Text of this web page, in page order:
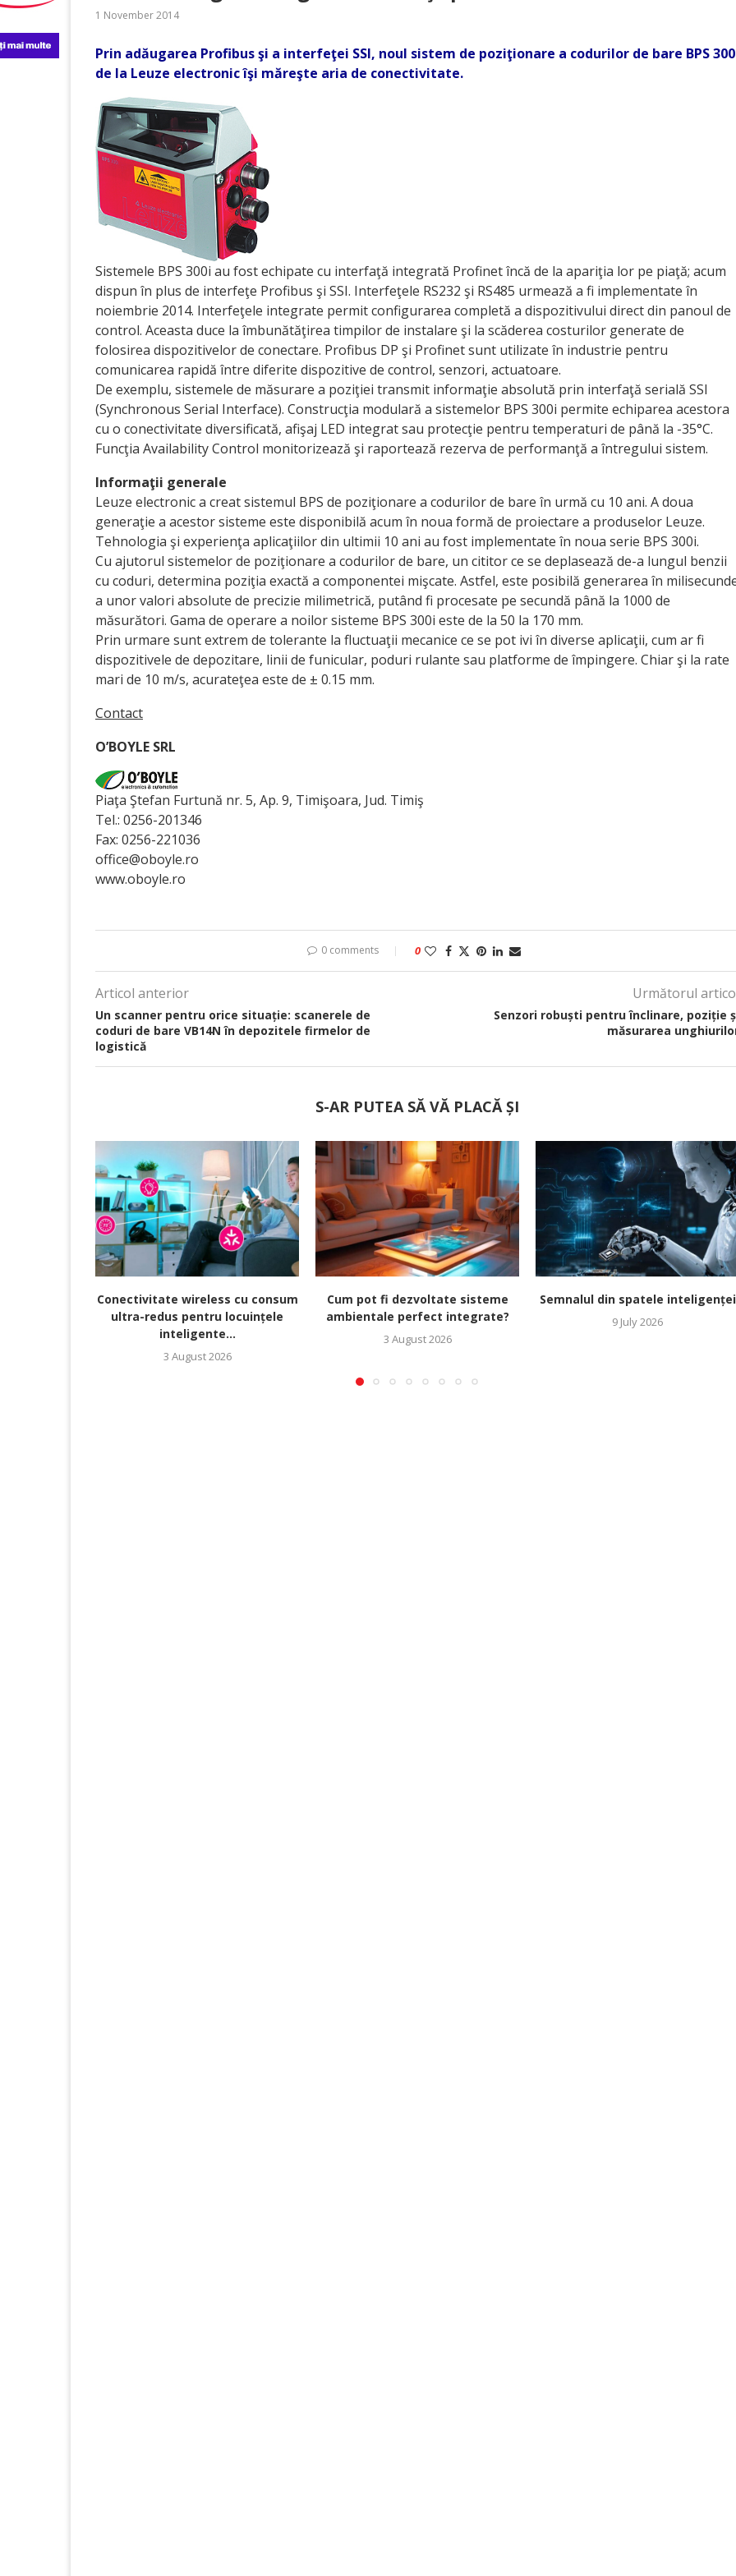
1 November 2014
Prin adăugarea Profibus şi a interfeţei SSI, noul sistem de poziţionare a codurilor de bare BPS
de la Leuze electronic îşi măreşte aria de conectivitate.
Sistemele BPS 300i au fost echipate cu interfaţă integrată Profinet încă de la apariţia lor pe piaţă; acum
dispun în plus de interfeţe Profibus şi SSI. Interfeţele RS232 şi RS485 urmează a fi implementate în
noiembrie 2014. Interfeţele integrate permit configurarea completă a dispozitivului direct din panoul de
control. Aceasta duce la îmbunătăţirea timpilor de instalare şi la scăderea costurilor generate de
folosirea dispozitivelor de conectare. Profibus DP şi Profinet sunt utilizate în industrie pentru
comunicarea rapidă între diferite dispozitive de control, senzori, actuatoare.
De exemplu, sistemele de măsurare a poziţiei transmit informaţie absolută prin interfaţă serială SSI
(Synchronous Serial Interface). Construcţia modulară a sistemelor BPS 300i permite echiparea acestora
cu o conectivitate diversificată, afişaj LED integrat sau protecţie pentru temperaturi de până la -35°C.
Funcţia Availability Control monitorizează şi raportează rezerva de performanţă a întregului sistem.
Informaţii generale
Leuze electronic a creat sistemul BPS de poziţionare a codurilor de bare în urmă cu 10 ani. A doua
generaţie a acestor sisteme este disponibilă acum în noua formă de proiectare a produselor Leuze.
Tehnologia şi experienţa aplicaţiilor din ultimii 10 ani au fost implementate în noua serie BPS 300i.
Cu ajutorul sistemelor de poziţionare a codurilor de bare, un cititor ce se deplasează de-a lungul benzii
cu coduri, determina poziţia exactă a componentei mişcate. Astfel, este posibilă generarea în
a unor valori absolute de precizie milimetrică, putând fi procesate pe secundă până la 1000 de
măsurători. Gama de operare a noilor sisteme BPS 300i este de la 50 la 170 mm.
Prin urmare sunt extrem de tolerante la fluctuaţii mecanice ce se pot ivi în diverse aplicaţii, cum ar fi
dispozitivele de depozitare, linii de funicular, poduri rulante sau platforme de împingere. Chiar şi la rate
mari de 10 m/s, acurateţea este de ± 0.15 mm.
Contact
O’BOYLE SRL
Piaţa Ştefan Furtună nr. 5, Ap. 9, Timişoara, Jud. Timiş
Tel.: 0256-201346
Fax: 0256-221036
office@oboyle.ro
www.oboyle.ro
0 comments 0
Articol anterior
Un scanner pentru orice situație: scanerele de
coduri de bare VB14N în depozitele firmelor de
logistică
Următorul
Senzori robuști pentru înclinare, poziție
măsurarea
S-AR PUTEA SĂ VĂ PLACĂ ȘI
Conectivitate wireless cu consum
ultra-redus pentru locuințele
inteligente...
3 August 2026
Cum pot fi dezvoltate sisteme
ambientale perfect integrate?
3 August 2026
Semnalul din spatele inteligenței
9 July 2026